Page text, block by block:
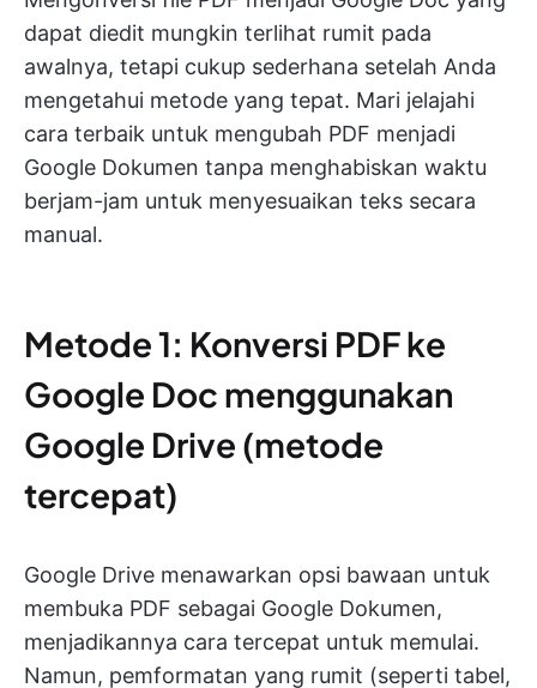
dapat diedit mungkin terlihat rumit pada
awalnya, tetapi cukup sederhana setelah Anda
mengetahui metode yang tepat. Mari jelajahi
cara terbaik untuk mengubah PDF menjadi
Google Dokumen tanpa menghabiskan waktu
berjam-jam untuk menyesuaikan teks secara
manual.
Metode 1: Konversi PDF ke
Google Doc menggunakan
Google Drive (metode
tercepat)
Google Drive menawarkan opsi bawaan untuk
membuka PDF sebagai Google Dokumen,
menjadikannya cara tercepat untuk memulai.
Namun, pemformatan yang rumit (seperti tabel,